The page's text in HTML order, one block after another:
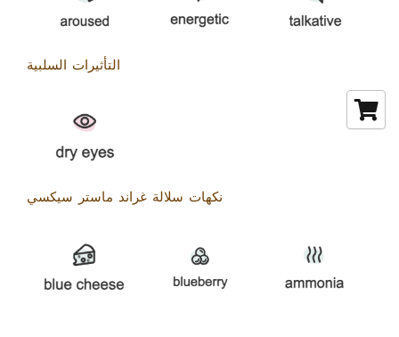
التأثيرات السلبية
نكهات سلالة غراند ماستر سيكسي